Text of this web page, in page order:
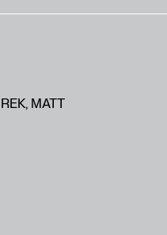
MATT